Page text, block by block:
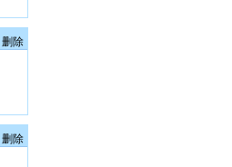
删除
删除